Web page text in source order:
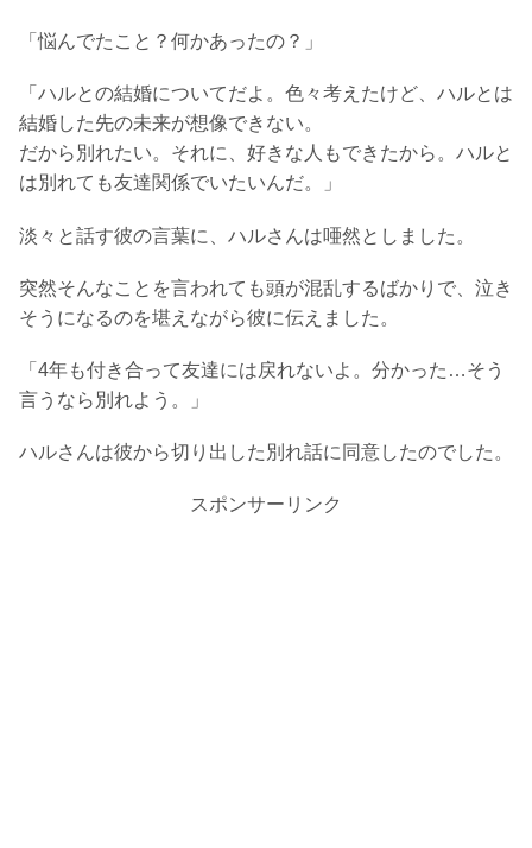
「悩んでたこと？何かあったの？」
「ハルとの結婚についてだよ。色々考えたけど、ハルとは
結婚した先の未来が想像できない。
だから別れたい。それに、好きな人もできたから。ハルと
は別れても友達関係でいたいんだ。」
淡々と話す彼の言葉に、ハルさんは唖然としました。
突然そんなことを言われても頭が混乱するばかりで、泣き
そうになるのを堪えながら彼に伝えました。
「4年も付き合って友達には戻れないよ。分かった…そう
言うなら別れよう。」
ハルさんは彼から切り出した別れ話に同意したのでした。
スポンサーリンク